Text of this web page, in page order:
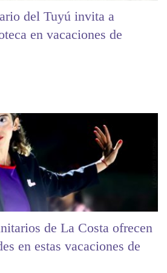
del Tuyú invita a
en vacaciones de
de La Costa ofrecen
en estas vacaciones de